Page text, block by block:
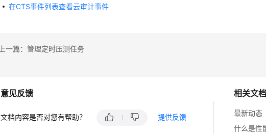
在CTS事件列表查看云审计事件
上一篇：管理定时压测任务
相关文档
最新动态
什么是性
意见反馈
文档内容是否对您有帮助？ 提供反馈